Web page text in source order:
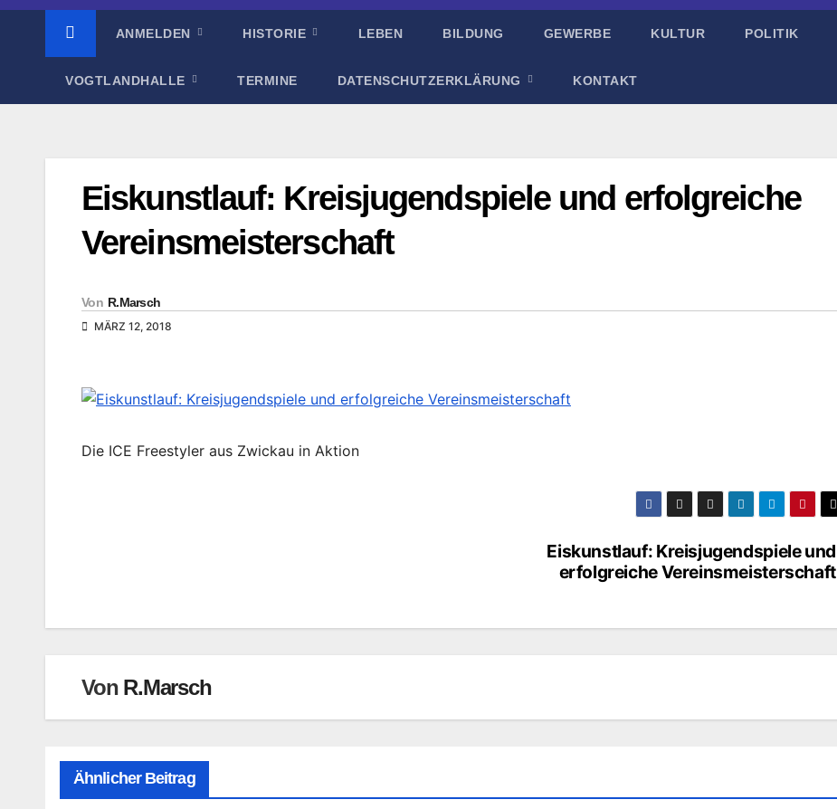
ANMELDEN HISTORIE LEBEN BILDUNG GEWERBE KULTUR POLITIK
VOGTLANDHALLE TERMINE DATENSCHUTZERKLÄRUNG KONTAKT
Eiskunstlauf: Kreisjugendspiele und erfolgreiche
Vereinsmeisterschaft
Von R.Marsch
MÄRZ 12, 2018
Die ICE Freestyler aus Zwickau in Aktion
Eiskunstlauf: Kreisjugendspiele und
erfolgreiche Vereinsmeisterschaft
Von R.Marsch
Ähnlicher Beitrag